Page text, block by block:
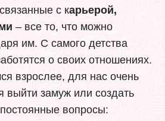
с карьерой,
– все то, что можно
им. С самого детства
о своих отношениях.
взрослее, для нас очень
выйти замуж или создать
вопросы: